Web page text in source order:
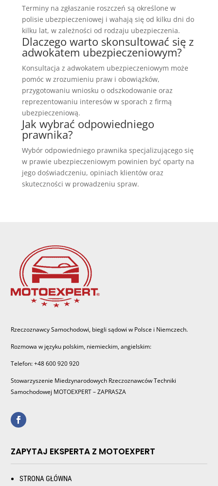
Terminy na zgłaszanie roszczeń są określone w
polisie ubezpieczeniowej i wahają się od kilku dni do
kilku lat, w zależności od rodzaju ubezpieczenia.
Dlaczego warto skonsultować się z
adwokatem ubezpieczeniowym?
Konsultacja z adwokatem ubezpieczeniowym może
pomóc w zrozumieniu praw i obowiązków,
przygotowaniu wniosku o odszkodowanie oraz
reprezentowaniu interesów w sporach z firmą
ubezpieczeniową.
Jak wybrać odpowiedniego
prawnika?
Wybór odpowiedniego prawnika specjalizującego się
w prawie ubezpieczeniowym powinien być oparty na
jego doświadczeniu, opiniach klientów oraz
skuteczności w prowadzeniu spraw.
Rzeczoznawcy Samochodowi, biegli sądowi w Polsce i Niemczech.
Rozmowa w języku polskim, niemieckim, angielskim:
Telefon: +48 600 920 920
Stowarzyszenie Miedzynarodowych Rzeczoznawców Techniki
Samochodowej MOTOEXPERT – ZAPRASZA
ZAPYTAJ EKSPERTA Z MOTOEXPERT
STRONA GŁÓWNA